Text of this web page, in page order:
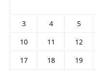
3
4 5
10
11 12
17
18 19